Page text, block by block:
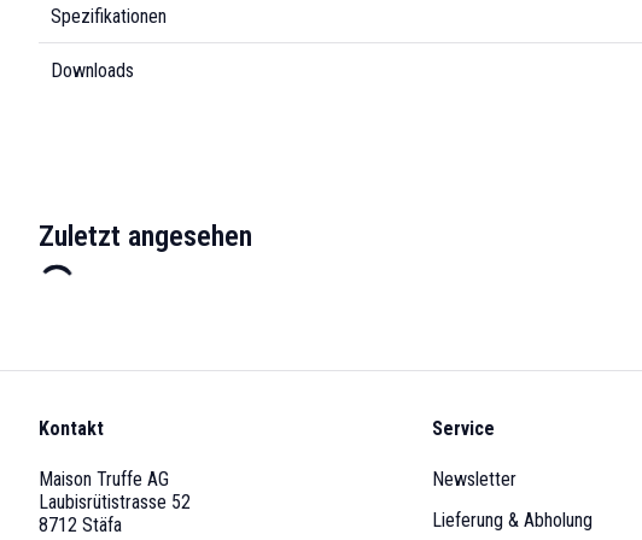
Spezifikationen
Downloads
Zuletzt angesehen
Kontakt
Maison Truffe AG
Laubisrütistrasse 52
8712 Stäfa
Service
Newsletter
Lieferung & Abholung